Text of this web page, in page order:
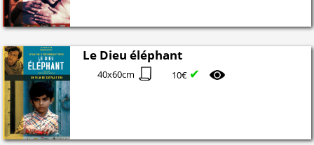
Le Dieu éléphant
40x60cm 10€ ✔